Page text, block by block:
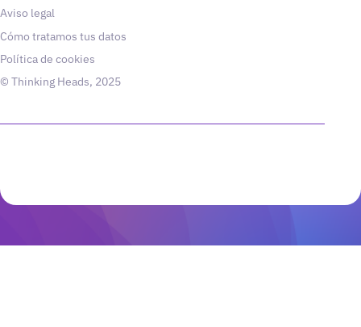
Aviso legal
Cómo tratamos tus datos
Política de cookies
© Thinking Heads, 2025